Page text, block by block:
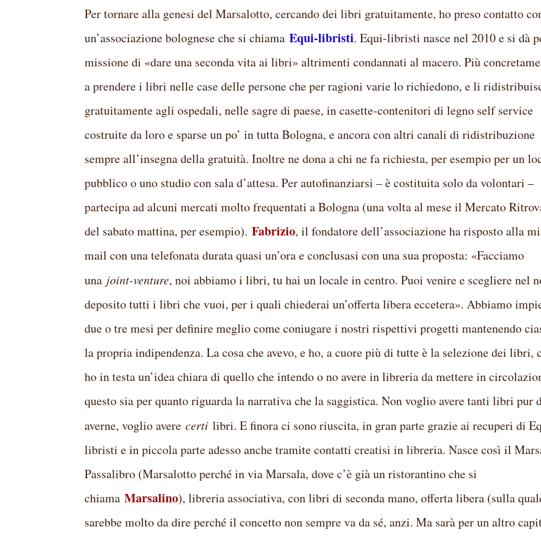
Per tornare alla genesi del Marsalotto, cercando dei libri gratuitamente, ho preso contatto
un’associazione bolognese che si chiama Equi-libristi. Equi-libristi nasce nel 2010 e si dà
missione di «dare una seconda vita ai libri» altrimenti condannati al macero. Più
a prendere i libri nelle case delle persone che per ragioni varie lo richiedono, e li
gratuitamente agli ospedali, nelle sagre di paese, in casette-contenitori di legno self service
costruite da loro e sparse un po’ in tutta Bologna, e ancora con altri canali di ridistribuzione
sempre all’insegna della gratuità. Inoltre ne dona a chi ne fa richiesta, per esempio per un
pubblico o uno studio con sala d’attesa. Per autofinanziarsi – è costituita solo da volontari –
partecipa ad alcuni mercati molto frequentati a Bologna (una volta al mese il Mercato
del sabato mattina, per esempio). Fabrizio, il fondatore dell’associazione ha risposto alla
mail con una telefonata durata quasi un’ora e conclusasi con una sua proposta: «Facciamo
una joint-venture, noi abbiamo i libri, tu hai un locale in centro. Puoi venire e scegliere nel
deposito tutti i libri che vuoi, per i quali chiederai un’offerta libera eccetera». Abbiamo
due o tre mesi per definire meglio come coniugare i nostri rispettivi progetti mantenendo
la propria indipendenza. La cosa che avevo, e ho, a cuore più di tutte è la selezione dei libri,
ho in testa un’idea chiara di quello che intendo o no avere in libreria da mettere in
questo sia per quanto riguarda la narrativa che la saggistica. Non voglio avere tanti libri pur
averne, voglio avere certi libri. E finora ci sono riuscita, in gran parte grazie ai recuperi di
libristi e in piccola parte adesso anche tramite contatti creatisi in libreria. Nasce così il
Passalibro (Marsalotto perché in via Marsala, dove c’è già un ristorantino che si
chiama Marsalino), libreria associativa, con libri di seconda mano, offerta libera (sulla
sarebbe molto da dire perché il concetto non sempre va da sé, anzi. Ma sarà per un altro